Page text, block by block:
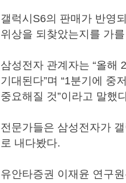
갤럭시S6의 판매가 반영
위상을 되찾았는지를 가
삼성전자 관계자는 “올해
기대된다”며 “1분기에 중
중요해질 것”이라고 말했
전문가들은 삼성전자가
로 내다봤다.
유안타증권 이재윤 연구